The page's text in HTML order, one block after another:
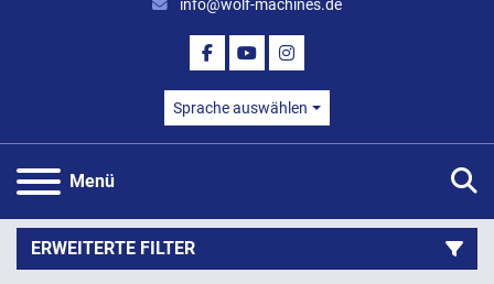
info@wolf-machines.de
FACEBOOK
YOUTUBEINSTAGRAM
Sprache auswählen
Menü
ERWEITERTE FILTER